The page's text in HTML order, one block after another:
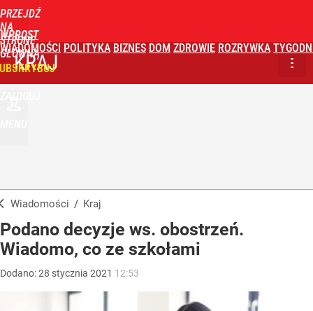
PRZEJDŹ
NA
STRONĘ
GŁÓWNĄ
WPROST
WIADOMOŚCI POLITYKA BIZNES DOM ZDROWIE ROZRYWKA
KRAJ
Wiadomości / Kraj
Podano decyzje ws. obostrzeń.
Wiadomo, co ze szkołami
Dodano:28 stycznia 2021 12:53